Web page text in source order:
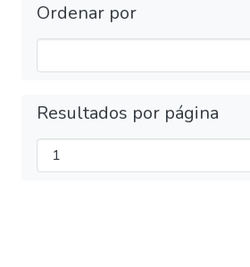
Ordenar por
Resultados por página